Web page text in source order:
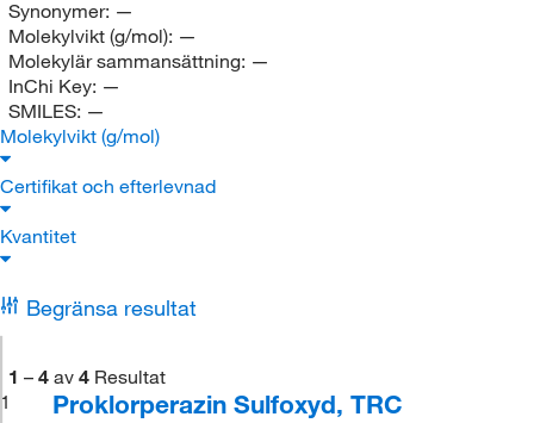
Synonymer: —
Molekylvikt (g/mol): —
Molekylär sammansättning: —
InChi Key: —
SMILES: —
Molekylvikt (g/mol)
Certifikat och efterlevnad
Kvantitet
Begränsa resultat
1 – 4 av 4 Resultat
1
Proklorperazin Sulfoxyd, TRC